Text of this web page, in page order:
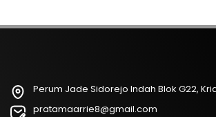
Perum Jade Sidorejo Indah Blok G22,
pratamaarrie8@gmail.com